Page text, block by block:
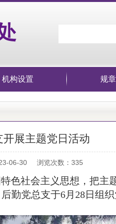
机构设置 规
开展主题党日活动
06-30 浏览次数： 335
色社会主义思想，把主
勤党总支于6月28日组